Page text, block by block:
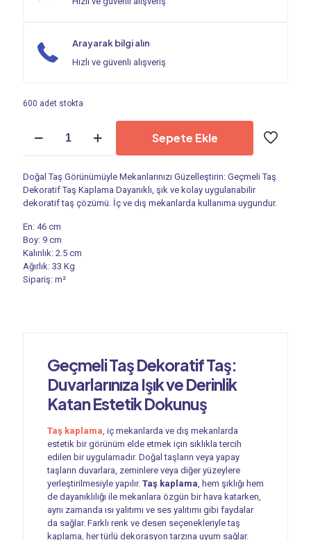
Arayarak bilgi alın
Hızlı ve güvenli alışveriş
600 adet stokta
Taşı
Taş
|
Geçmeli
PS
7001
adet
Sepete Ekle
Doğal Taş Görünümüyle Mekanlarınızı Güzelleştirin: Geçmeli Taş
Dekoratif Taş Kaplama Dayanıklı, şık ve kolay uygulanabilir
dekoratif taş çözümü. İç ve dış mekanlarda kullanıma uygundur.
En: 46 cm
Boy: 9 cm
Kalınlık: 2.5 cm
Ağırlık: 33 Kg
Sipariş: m²
Geçmeli Taş Dekoratif Taş:
Duvarlarınıza Işık ve Derinlik
Katan Estetik Dokunuş
Taş kaplama , iç mekanlarda ve dış mekanlarda
estetik bir görünüm elde etmek için sıklıkla tercih
edilen bir uygulamadır. Doğal taşların veya yapay
taşların duvarlara, zeminlere veya diğer yüzeylere
yerleştirilmesiyle yapılır. Taş kaplama , hem şıklığı hem
de dayanıklılığı ile mekanlara özgün bir hava katarken,
aynı zamanda ısı yalıtımı ve ses yalıtımı gibi faydalar
da sağlar. Farklı renk ve desen seçenekleriyle taş
kaplama, her türlü dekorasyon tarzına uyum sağlar.